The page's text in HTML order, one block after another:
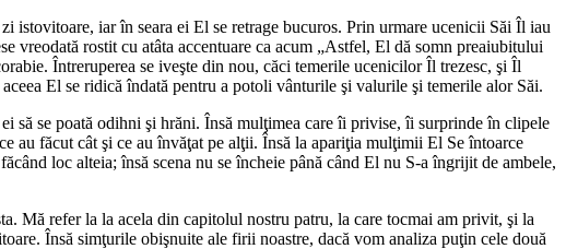
iar în seara ei El se retrage bucuros. Prin urmare ucenicii Săi Îl iau
vreodată rostit cu atâta accentuare ca acum „Astfel, El dă somn preaiubitului
Întreruperea se iveşte din nou, căci temerile ucenicilor Îl trezesc, şi Îl
El se ridică îndată pentru a potoli vânturile şi valurile şi temerile alor Săi.
să se poată odihni şi hrăni. Însă mulţimea care îi privise, îi surprinde în clipele
au făcut cât şi ce au învăţat pe alţii. Însă la apariţia mulţimii El Se întoarce
loc alteia; însă scena nu se încheie până când El nu S-a îngrijit de ambele,
Mă refer la la acela din capitolul nostru patru, la care tocmai am privit, şi la
Însă simţurile obişnuite ale firii noastre, dacă vom analiza puţin cele două